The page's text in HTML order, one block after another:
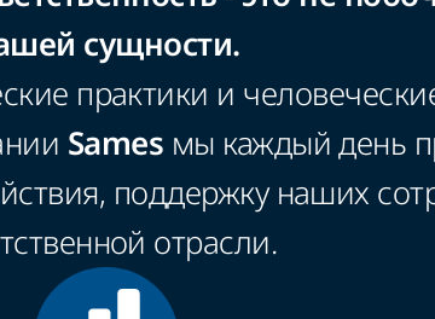
сущности.
практики и
Sames мы каждый день
поддержку наших
отрасли.